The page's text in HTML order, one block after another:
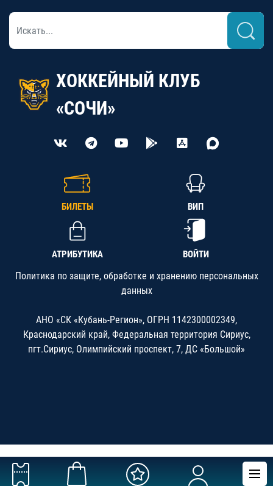
ХОККЕЙНЫЙ КЛУБ
«СОЧИ»
БИЛЕТЫ ВИП
АТРИБУТИКА ВОЙТИ
Политика по защите, обработке и хранению персональных
данных
АНО «СК «Кубань-Регион», ОГРН 1142300002349,
Краснодарский край, Федеральная территория Сириус,
пгт.Сириус, Олимпийский проспект, 7, ДС «Большой»